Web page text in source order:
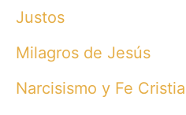
Justos
Milagros de Jesús
Narcisismo y Fe